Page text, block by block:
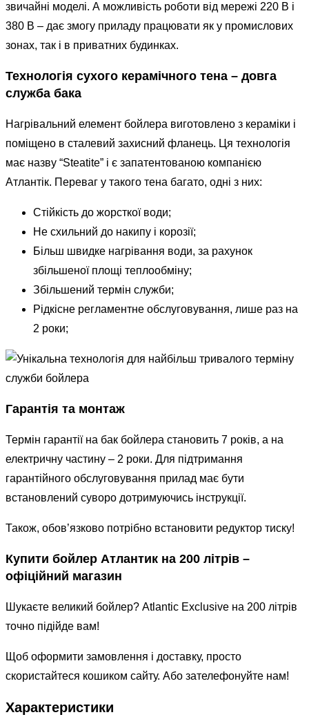
звичайні моделі. А можливість роботи від мережі 220 В і
380 В – дає змогу приладу працювати як у промислових
зонах, так і в приватних будинках.
Технологія сухого керамічного тена – довга
служба бака
Нагрівальний елемент бойлера виготовлено з кераміки і
поміщено в сталевий захисний фланець. Ця технологія
має назву “Steatite” і є запатентованою компанією
Атлантік. Переваг у такого тена багато, одні з них:
Стійкість до жорсткої води;
Не схильний до накипу і корозії;
Більш швидке нагрівання води, за рахунок
збільшеної площі теплообміну;
Збільшений термін служби;
Рідкісне регламентне обслуговування, лише раз на
2 роки;
Гарантія та монтаж
Термін гарантії на бак бойлера становить 7 років, а на
електричну частину – 2 роки. Для підтримання
гарантійного обслуговування прилад має бути
встановлений суворо дотримуючись інструкції.
Також, обов’язково потрібно встановити редуктор тиску!
Купити бойлер Атлантик на 200 літрів –
офіційний магазин
Шукаєте великий бойлер? Atlantic Exclusive на 200 літрів
точно підійде вам!
Щоб оформити замовлення і доставку, просто
скористайтеся кошиком сайту. Або зателефонуйте нам!
Характеристики